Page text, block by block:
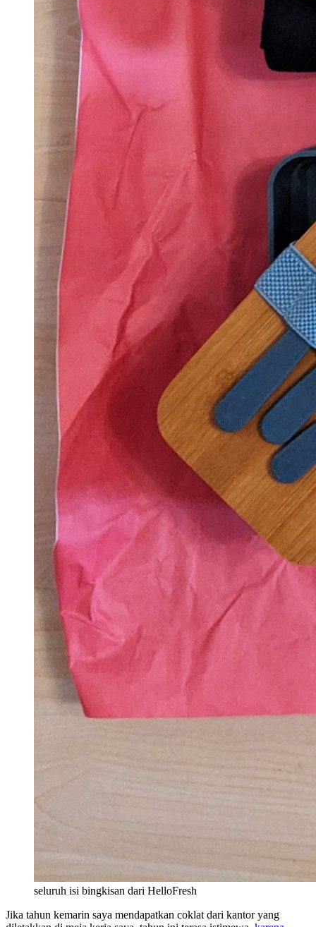
seluruh isi bingkisan dari HelloFresh
Jika tahun kemarin saya mendapatkan coklat dari kantor yang